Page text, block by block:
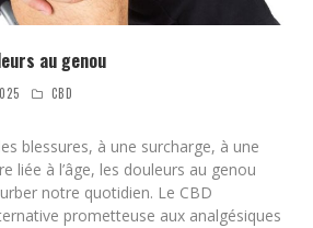
au genou
CBD
blessures, à une surcharge, à une
liée à l’âge, les douleurs au genou
notre quotidien. Le CBD
prometteuse aux analgésiques